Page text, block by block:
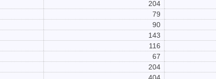
204
79
90
143
116
67
204
404